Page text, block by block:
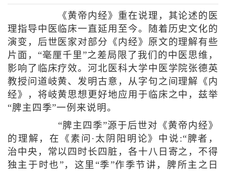
《黄帝内经》重在说理，其论述的医
理指导中医临床一直延用至今。随着历史文化的
演变，后世医家对部分《内经》原文的理解有些
片面，“毫厘千里”之差局限了我们的中医思维，
影响了临床疗效。河北医科大学中医学院张德英
教授问道岐黄、发明古意，从字句之间理解《内
经》，将岐黄思想更好地应用于临床之中，兹举
“脾主四季”一例来说明。
“脾主四季”源于后世对《黄帝内经》
的理解，在《素问·太阴阳明论》中说:“脾者，
治中央，常以四时长四脏，各十八日寄之，不得
独主于时也”，这里“季”作季节讲，脾所主之日